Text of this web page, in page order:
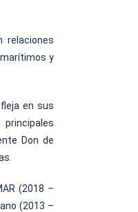
relaciones
y
en sus
Don de
(2018 –
(2013 –